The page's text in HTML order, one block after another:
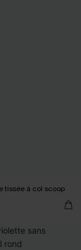
tissée à col scoop